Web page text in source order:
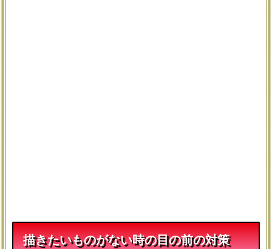
描きたいものがない時の目の前の対策